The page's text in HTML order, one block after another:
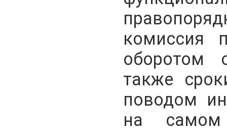
комиссия
оборотом
также
поводом
на